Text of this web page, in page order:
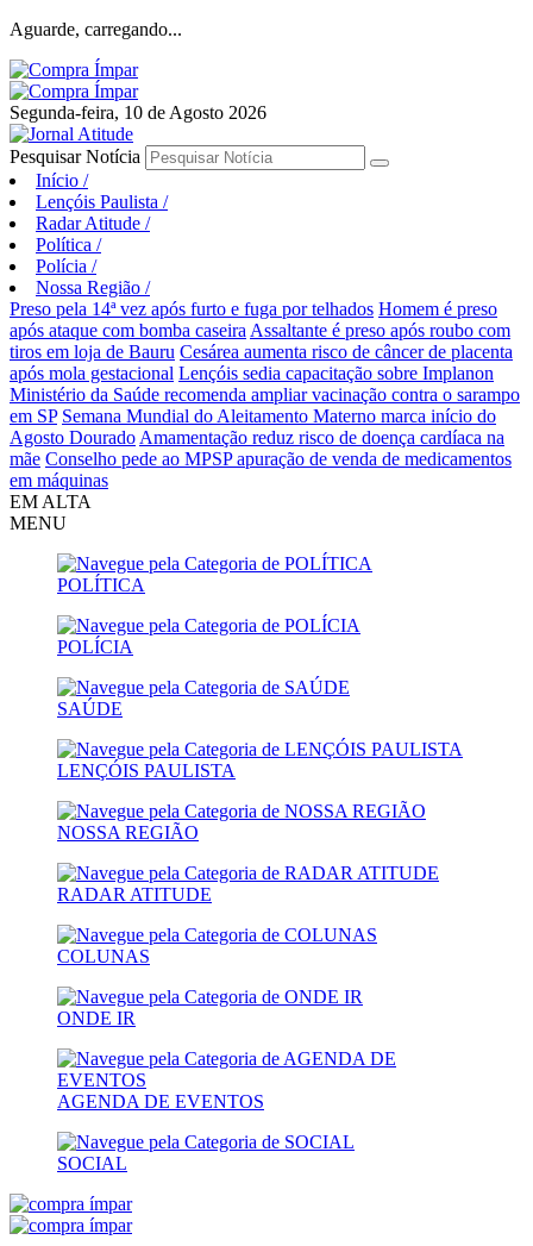
Aguarde, carregando...
Segunda-feira, 10 de Agosto 2026
Pesquisar Notícia
Início /
Lençóis Paulista /
Radar Atitude /
Política /
Polícia /
Nossa Região /
Preso pela 14ª vez após furto e fuga por telhados Homem é preso
após ataque com bomba caseira Assaltante é preso após roubo com
tiros em loja de Bauru Cesárea aumenta risco de câncer de placenta
após mola gestacional Lençóis sedia capacitação sobre Implanon
Ministério da Saúde recomenda ampliar vacinação contra o sarampo
em SP Semana Mundial do Aleitamento Materno marca início do
Agosto Dourado Amamentação reduz risco de doença cardíaca na
mãe Conselho pede ao MPSP apuração de venda de medicamentos
em máquinas
EM ALTA
MENU
POLÍTICA
POLÍCIA
SAÚDE
LENÇÓIS PAULISTA
NOSSA REGIÃO
RADAR ATITUDE
COLUNAS
ONDE IR
AGENDA DE EVENTOS
SOCIAL